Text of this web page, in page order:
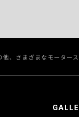
、さまざまなモーター